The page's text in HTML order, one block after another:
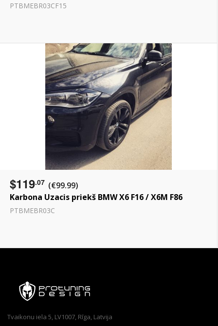
PTBMEBR03CF15
$119.07 (€99.99)
Karbona Uzacis priekš BMW X6 F16 / X6M F86
PTBMEBR03C
Tvaikonu iela 5, LV1007, Rīga, Latvija